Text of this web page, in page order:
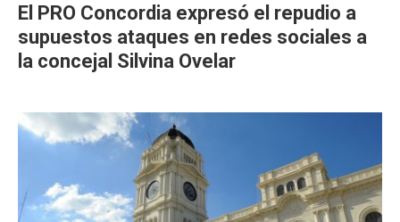
El PRO Concordia expresó el repudio a
supuestos ataques en redes sociales a
la concejal Silvina Ovelar